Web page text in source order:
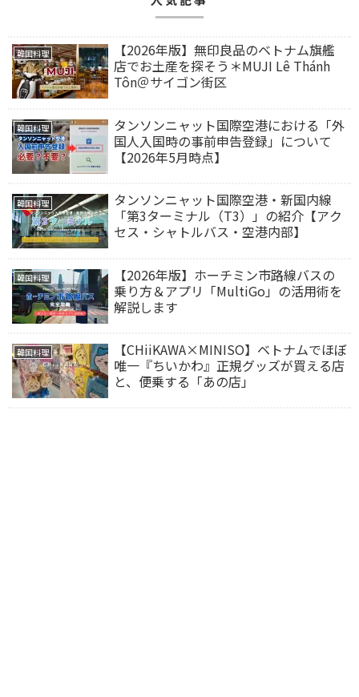
韓国料理
【2026年版】無印良品のベトナム旗艦
店でお土産を探そう＊MUJI Lê Thánh
Tôn＠サイゴン街区
韓国料理
タンソンニャット国際空港における「外
国人入国時の事前申告登録」について
【2026年5月時点】
韓国料理
タンソンニャット国際空港・新国内線
「第3ターミナル（T3）」の紹介【アク
セス・シャトルバス・空港内部】
韓国料理
【2026年版】ホーチミン市路線バスの
乗り方＆アプリ「MultiGo」の活用術を
解説します
韓国料理
【CHiiKAWA×MINISO】ベトナムでほぼ
唯一『ちいかわ』正規グッズが買える店
と、便乗する「あの店」